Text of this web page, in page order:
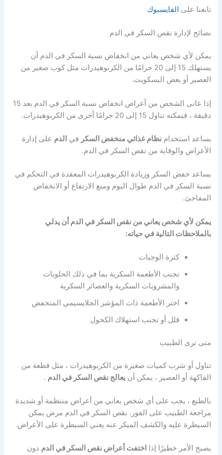
تابعنا على الفايسبوك
نصائح لإدارة نقص السكر في الدم
يمكن لأي شخص يعاني من انخفاض نسبة السكر في الدم أن
يستهلك 15 إلى 20 جرامًا من الكربوهيدرات مثل كوب صغير من
العصير أو بعض البسكويت.
إذا عانى الشخص من أعراض انخفاض نسبة السكر في الدم بعد 15
دقيقة ، فيمكنه تناول 15 إلى 20 جرامًا أخرى من الكربوهيدرات.
يساعد استخدامنظام غذائي منخفض السكر في الدم على إدارة
الأعراض والوقاية من نقص السكر في الدم.
يساعد خفض السكر وزيادة الكربوهيدرات المعقدة في التحكم في
نسبة السكر في الدم طوال اليوم ومنع الارتفاع أو الانخفاض
المفاجئ.
يمكن لأي شخص يعاني من نقص السكر في الدم أن يدلي
بالملاحظات التالية في حياته:
كثرة الوجبات
تجنب الأطعمة السكرية بما في ذلك الحلويات
والمشروبات السكرية والعصائر السكرية
اختر الأطعمة ذات المؤشر الجلايسيمي المنخفض
قلل أو تجنب استهلاك الكحول
متى ترى الطبيب
تناول أو شرب كميات صغيرة من الكربوهيدرات ، مثل قطعة من
الفاكهة أو العصير ، يمكن أنيعالج نقص السكر في الدم .
بالطبع ، يجب على أي شخص يعاني من أعراض منتظمة أو شديدة
مراجعة الطبيب على الفور. نقص السكر في الدم مرض يمكن
السيطرة عليه والكشف المبكر عنه يعني السيطرة على الأعراض.
يصبح الأمر خطيرًا إذا اختفت أعراض نقص السكر في الدم دون